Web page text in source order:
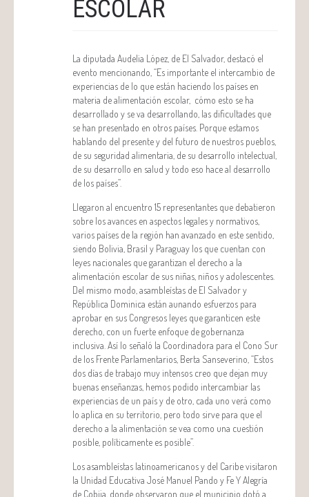
ESCOLAR
La diputada Audelia López, de El Salvador, destacó el
evento mencionando, “Es importante el intercambio de
experiencias de lo que están haciendo los países en
materia de alimentación escolar, cómo esto se ha
desarrollado y se va desarrollando, las dificultades que
se han presentado en otros países. Porque estamos
hablando del presente y del futuro de nuestros pueblos,
de su seguridad alimentaria, de su desarrollo intelectual,
de su desarrollo en salud y todo eso hace al desarrollo
de los países”.
Llegaron al encuentro 15 representantes que debatieron
sobre los avances en aspectos legales y normativos,
varios países de la región han avanzado en este sentido,
siendo Bolivia, Brasil y Paraguay los que cuentan con
leyes nacionales que garantizan el derecho a la
alimentación escolar de sus niñas, niños y adolescentes.
Del mismo modo, asambleístas de El Salvador y
República Dominica están aunando esfuerzos para
aprobar en sus Congresos leyes que garanticen este
derecho, con un fuerte enfoque de gobernanza
inclusiva. Así lo señaló la Coordinadora para el Cono Sur
de los Frente Parlamentarios, Berta Sanseverino, “Estos
dos días de trabajo muy intensos creo que dejan muy
buenas enseñanzas, hemos podido intercambiar las
experiencias de un país y de otro, cada uno verá como
lo aplica en su territorio, pero todo sirve para que el
derecho a la alimentación se vea como una cuestión
posible, políticamente es posible”.
Los asambleístas latinoamericanos y del Caribe visitaron
la Unidad Educativa José Manuel Pando y Fe Y Alegría
de Cobija, donde observaron que el municipio dotó a